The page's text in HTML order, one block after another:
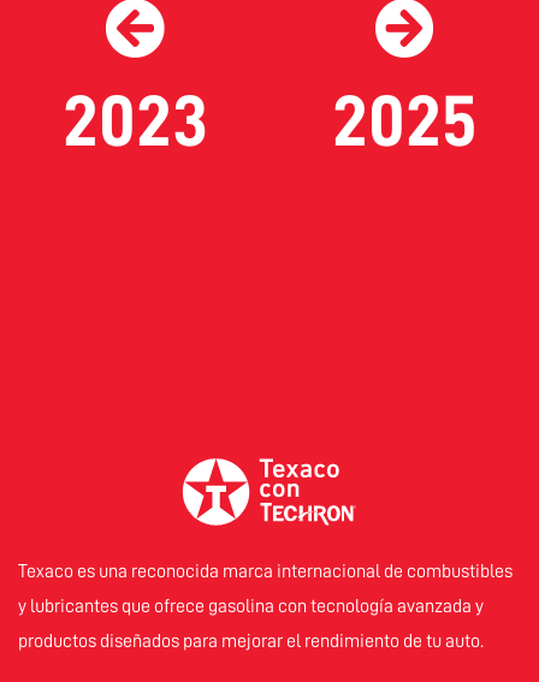
2023 2025
Texaco es una reconocida marca internacional de combustibles
y lubricantes que ofrece gasolina con tecnología avanzada y
productos diseñados para mejorar el rendimiento de tu auto.